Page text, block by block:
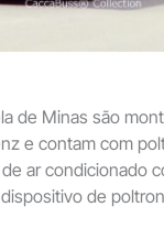
de Minas são
e contam com
ar condicionado
de